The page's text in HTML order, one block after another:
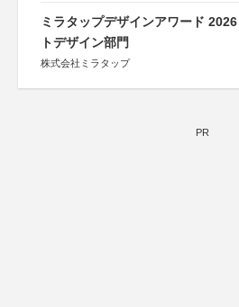
ミラタップデザインアワード
トデザイン部門
株式会社ミラタップ
PR